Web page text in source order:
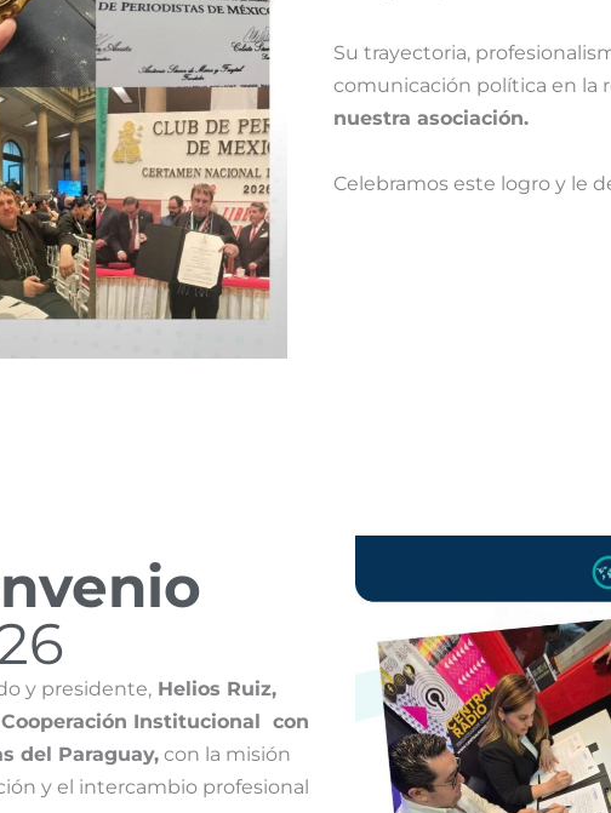
Su trayectoria,
comunicación política en la
nuestra asociación.
Celebramos este logro y le
y presidente, Helios Ruiz,
Institucional con
del Paraguay, con la misión
y el intercambio profesional